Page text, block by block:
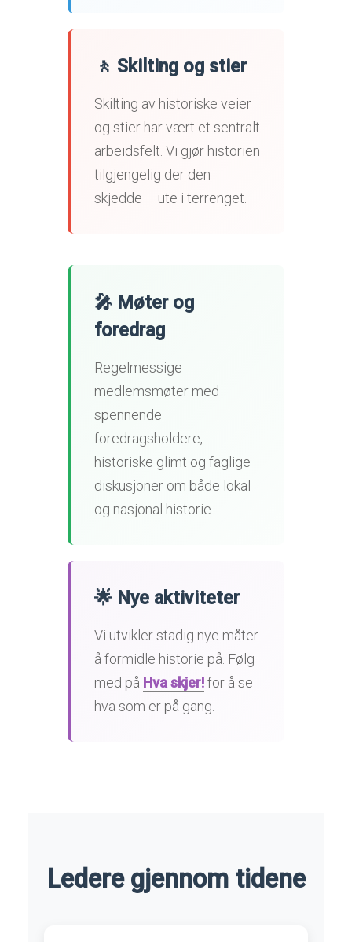
🚶 Skilting og stier
Skilting av historiske veier
og stier har vært et sentralt
arbeidsfelt. Vi gjør historien
tilgjengelig der den
skjedde – ute i terrenget.
🎤 Møter og
foredrag
Regelmessige
medlemsmøter med
spennende
foredragsholdere,
historiske glimt og faglige
diskusjoner om både lokal
og nasjonal historie.
🌟 Nye aktiviteter
Vi utvikler stadig nye måter
å formidle historie på. Følg
med på Hva skjer!for å se
hva som er på gang.
Ledere gjennom tidene